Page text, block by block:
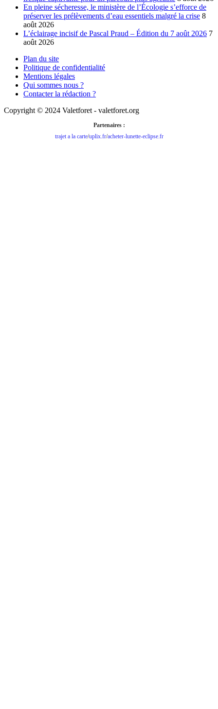
En pleine sécheresse, le ministère de l’Écologie s’efforce de
préserver les prélèvements d’eau essentiels malgré la crise 8
août 2026
L’éclairage incisif de Pascal Praud – Édition du 7 août 2026 7
août 2026
Plan du site
Politique de confidentialité
Mentions légales
Qui sommes nous ?
Contacter la rédaction ?
Copyright © 2024 Valetforet - valetforet.org
Partenaires :
trajet a la carte/uplix.fr/acheter-lunette-eclipse.fr